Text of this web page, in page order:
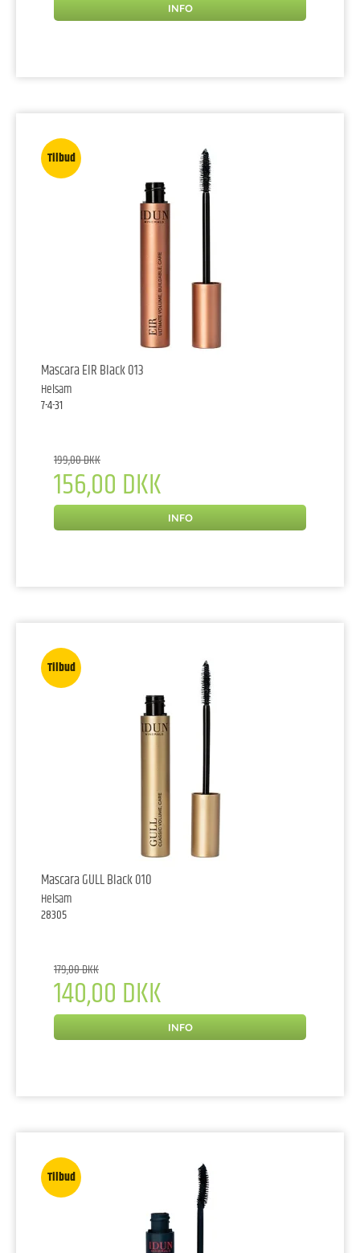
INFO
Tilbud
Mascara EIR Black 013
Helsam
7-4-31
199,00 DKK
156,00 DKK
INFO
Tilbud
Mascara GULL Black 010
Helsam
28305
179,00 DKK
140,00 DKK
INFO
Tilbud